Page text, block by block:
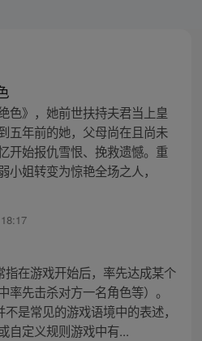
色》，她前世扶持夫君当上皇
五年前的她，父母尚在且尚未
开始报仇雪恨、挽救遗憾。重
姐转变为惊艳全场之人，
指在游戏开始后，率先达成某个
先击杀对方一名角色等）。
是常见的游戏语境中的表述，
自定义规则游戏中有...